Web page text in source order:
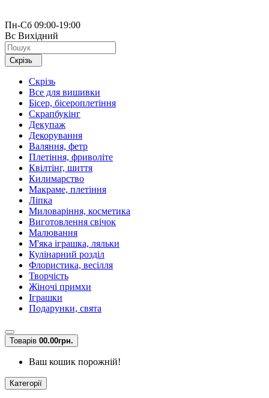
Пн-Сб 09:00-19:00
Вс Вихідний
Скрізь
Скрізь
Все для вишивки
Бісер, бісероплетіння
Скрапбукінг
Декупаж
Декорування
Валяння, фетр
Плетіння, фриволіте
Квілтінг, шиття
Килимарство
Макраме, плетіння
Ліпка
Миловаріння, косметика
Виготовлення свічок
Малювання
М'яка іграшка, ляльки
Кулінарний розділ
Флористика, весілля
Творчість
Жіночі примхи
Іграшки
Подарунки, свята
Товарів 00.00грн.
Ваш кошик порожній!
Категорії